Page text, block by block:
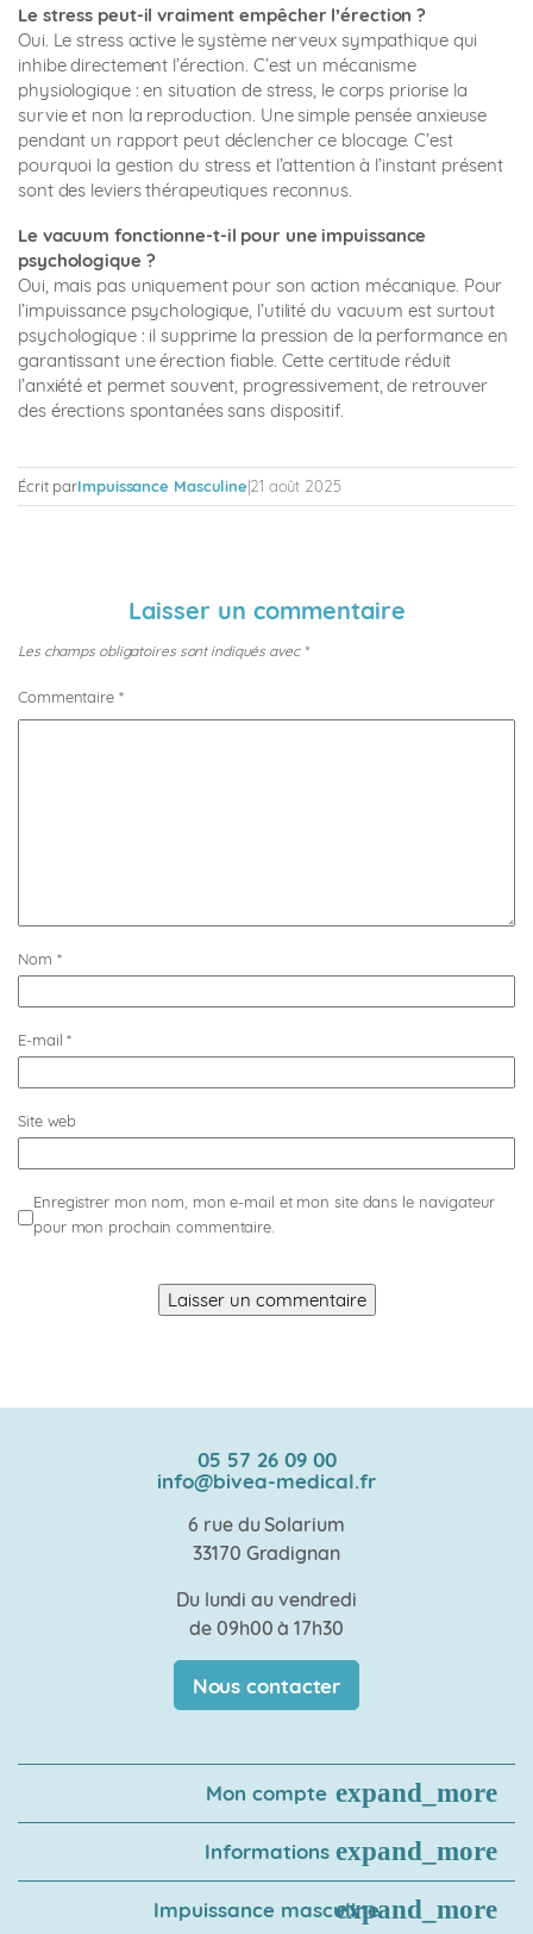
Le stress peut-il vraiment empêcher l’érection ?
Oui. Le stress active le système nerveux sympathique qui
inhibe directement l’érection. C’est un mécanisme
physiologique : en situation de stress, le corps priorise la
survie et non la reproduction. Une simple pensée anxieuse
pendant un rapport peut déclencher ce blocage. C’est
pourquoi la gestion du stress et l’attention à l’instant présent
sont des leviers thérapeutiques reconnus.
Le vacuum fonctionne-t-il pour une impuissance
psychologique ?
Oui, mais pas uniquement pour son action mécanique. Pour
l’impuissance psychologique, l’utilité du vacuum est surtout
psychologique : il supprime la pression de la performance en
garantissant une érection fiable. Cette certitude réduit
l’anxiété et permet souvent, progressivement, de retrouver
des érections spontanées sans dispositif.
Écrit parImpuissance Masculine|21 août 2025
Laisser un commentaire
Les champs obligatoires sont indiqués avec *
Commentaire *
Nom *
E-mail*
Site web
Enregistrer mon nom, mon e-mail et mon site dans le navigateur
pour mon prochain commentaire.
05 57 26 09 00
info@bivea-medical.fr
6 rue du Solarium
33170 Gradignan
Du lundi au vendredi
de 09h00 à 17h30
Nous contacter
Mon compte
Informations
Impuissance masculine